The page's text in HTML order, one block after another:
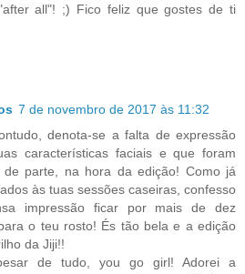
all"! ;) Fico feliz que gostes de ti
7 de novembro de 2017 às 11:32
denota-se a falta de expressão
características faciais e que foram
de parte, na hora da edição! Como já
às tuas sessões caseiras, confesso
impressão ficar por mais de dez
o teu rosto! És tão bela e a edição
da Jiji!!
de tudo, you go girl! Adorei a